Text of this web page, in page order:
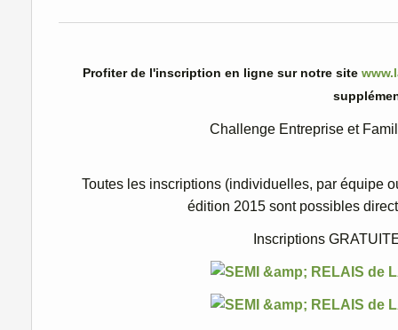
Profiter de l'inscription en ligne sur notre site
Challenge Entreprise et
Toutes les inscriptions (individuelles, par équipe
édition 2015 sont possibles
Inscriptions